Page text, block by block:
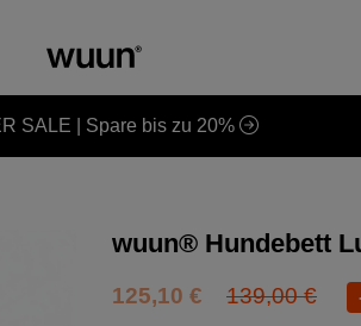
SALE | Spare bis zu 20%
wuun® Hundebett
125,10 € 139,00 €